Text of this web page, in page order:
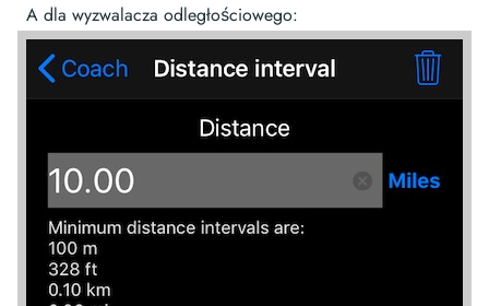
A dla wyzwalacza odległościowego: